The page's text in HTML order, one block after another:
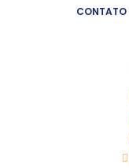
CONTATO